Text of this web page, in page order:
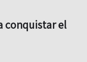
conquistar el